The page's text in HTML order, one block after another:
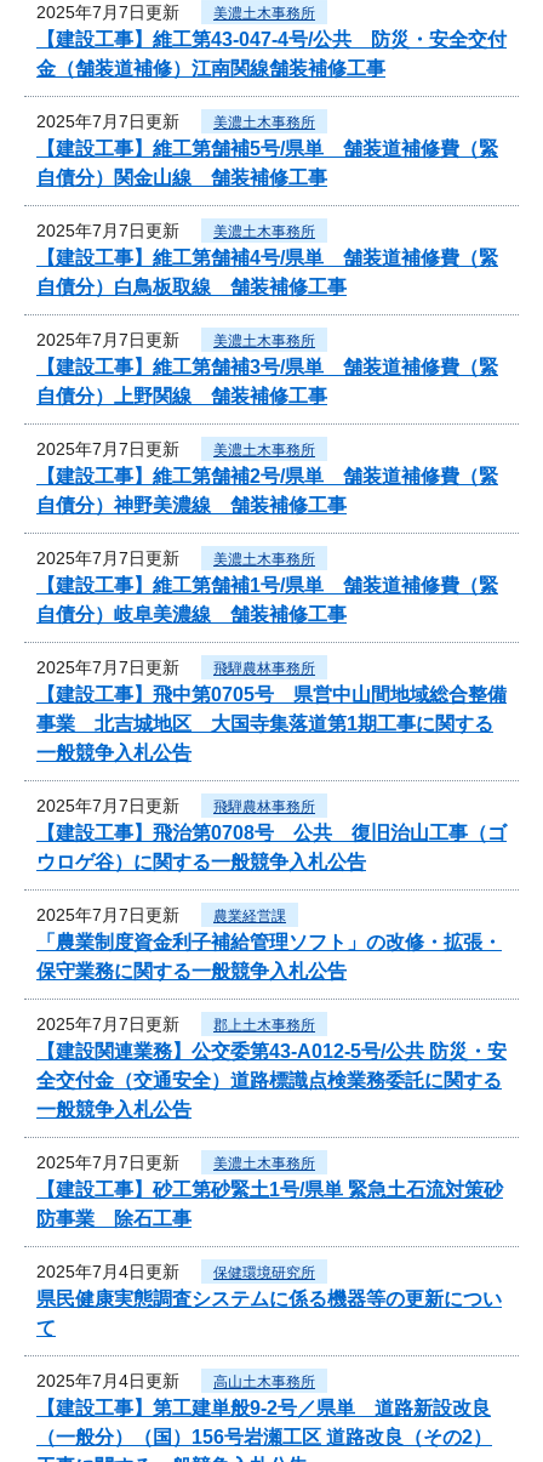
2025年7月7日更新 美濃土木事務所
【建設工事】維工第43-047-4号/公共 防災・安全交付
金（舗装道補修）江南関線舗装補修工事
2025年7月7日更新 美濃土木事務所
【建設工事】維工第舗補5号/県単 舗装道補修費（緊
自債分）関金山線 舗装補修工事
2025年7月7日更新 美濃土木事務所
【建設工事】維工第舗補4号/県単 舗装道補修費（緊
自債分）白鳥板取線 舗装補修工事
2025年7月7日更新 美濃土木事務所
【建設工事】維工第舗補3号/県単 舗装道補修費（緊
自債分）上野関線 舗装補修工事
2025年7月7日更新 美濃土木事務所
【建設工事】維工第舗補2号/県単 舗装道補修費（緊
自債分）神野美濃線 舗装補修工事
2025年7月7日更新 美濃土木事務所
【建設工事】維工第舗補1号/県単 舗装道補修費（緊
自債分）岐阜美濃線 舗装補修工事
2025年7月7日更新 飛騨農林事務所
【建設工事】飛中第0705号 県営中山間地域総合整備
事業 北吉城地区 大国寺集落道第1期工事に関する
一般競争入札公告
2025年7月7日更新 飛騨農林事務所
【建設工事】飛治第0708号 公共 復旧治山工事（ゴ
ウロゲ谷）に関する一般競争入札公告
2025年7月7日更新 農業経営課
「農業制度資金利子補給管理ソフト」の改修・拡張・
保守業務に関する一般競争入札公告
2025年7月7日更新 郡上土木事務所
【建設関連業務】公交委第43-A012-5号/公共 防災・安
全交付金（交通安全）道路標識点検業務委託に関する
一般競争入札公告
2025年7月7日更新 美濃土木事務所
【建設工事】砂工第砂緊土1号/県単 緊急土石流対策砂
防事業 除石工事
2025年7月4日更新 保健環境研究所
県民健康実態調査システムに係る機器等の更新につい
て
2025年7月4日更新 高山土木事務所
【建設工事】第工建単般9-2号／県単 道路新設改良
（一般分）（国）156号岩瀬工区 道路改良（その2）